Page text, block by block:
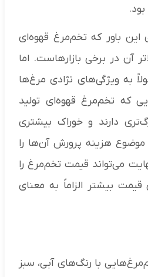
این باور که تخم‌مرغ قهوه‌ای
آن در برخی بازارهاست. اما
به ویژگی‌های نژادی مرغ‌ها
که تخم‌مرغ قهوه‌ای تولید
دارند و خوراک بیشتری
هزینه پرورش آن‌ها را
می‌تواند قیمت تخم‌مرغ را
قیمت بیشتر الزاماً به معنای
با رنگ‌های آبی، سبز